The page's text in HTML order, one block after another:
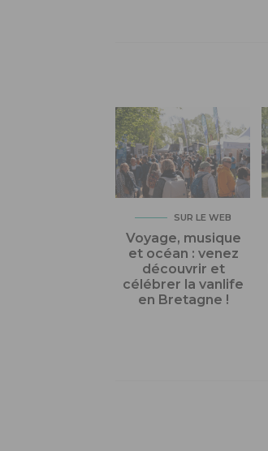
SUR LE WEB
Voyage, musique
et océan : venez
découvrir et
célébrer la vanlife
en Bretagne !